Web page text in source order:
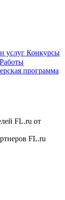
услуг Конкурсы
Работы
программа
FL.ru от
FL.ru